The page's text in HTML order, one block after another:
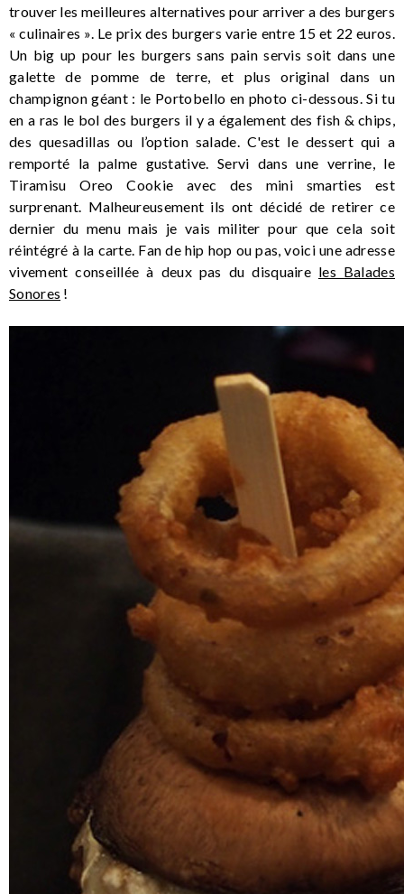
trouver les meilleures alternatives pour arriver a des burgers
« culinaires ». Le prix des burgers varie entre 15 et 22 euros.
Un big up pour les burgers sans pain servis soit dans une
galette de pomme de terre, et plus original dans un
champignon géant : le Portobello en photo ci-dessous. Si tu
en a ras le bol des burgers il y a également des fish & chips,
des quesadillas ou l’option salade. C'est le dessert qui a
remporté la palme gustative. Servi dans une verrine, le
Tiramisu Oreo Cookie avec des mini smarties est
surprenant. Malheureusement ils ont décidé de retirer ce
dernier du menu mais je vais militer pour que cela soit
réintégré à la carte. Fan de hip hop ou pas, voici une adresse
vivement conseillée à deux pas du disquaire les Balades
Sonores !